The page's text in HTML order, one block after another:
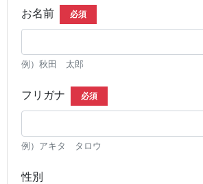
お名前 必須
例）秋田 太郎
フリガナ 必須
例）アキタ タロウ
性別